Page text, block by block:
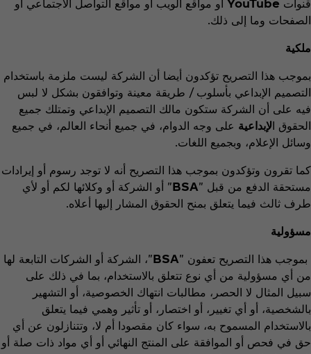
قنوات YouTube أو مواقع الويب أو مواقع التواصل الاجتماعي أو
الصفحات وما إلى ذلك.
ملكية
بموجب هذا التصريح تؤكدون أيضا أن الشركة ليست ملزمة باستخدام
التصميم الإبداعي بأسلوب / طريقة معينة وتوافقون بشكل لا لبس
فيه على أن الشركة ستكون مالك التصميم الإبداعي وتمتلك جميع
الحقوق الإبداعية على وجه الدوام، في جميع أنحاء العالم، في جميع
وسائل الإعلام، وبجميع اللغات.
كما تقرون وتؤكدون بموجب هذا التصريح أنه لا توجد رسوم أو إيرادات
مستحقة الدفع من قبل "
BSA" أو الشركة أو وكلائها لكم أو لأي
طرف ثالث فيما يتعلق بمنح الحقوق المشار إليها أعلاه.
مسؤولية
بموجب هذا التصريح تعفون "BSA"، الشركة أو الشركات التابعة لها
من أي مسؤولية من أي نوع تتعلق بالاستخدام، بما في ذلك على
سبيل المثال لا الحصر، مطالبات انتهاك الخصوصية، أو التشهير
بالشخصية، أو أي تغيير، أو اختصار، أو تأثير وهمي فيما يتعلق
بالاستخدام المسموح به، سواء كان مقصودا أم لا، وتتنازلون عن أي
حق في فحص أو الموافقة على المنتج النهائي أو أي مواد ذات صلة أو